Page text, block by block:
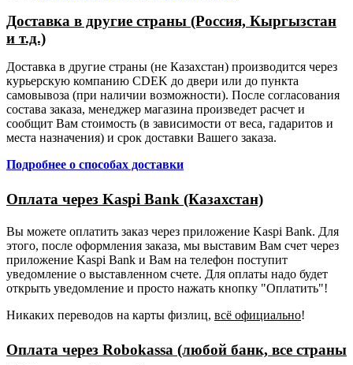
Доставка в другие страны (Россия, Кыргызстан
и т.д.)
Доставка в другие страны (не Казахстан) производится через
курьерскую компанию CDEK до двери или до пункта
самовывоза (при наличии возможности). После согласования
состава заказа, менеджер магазина произведет расчет и
сообщит Вам стоимость (в зависимости от веса, гадаритов и
места назначения) и срок доставки Вашего заказа.
Подробнее о способах доставки
Оплата через Kaspi Bank (Казахстан)
Вы можете оплатить заказ через приложение Kaspi Bank. Для
этого, после оформления заказа, мы выставим Вам счет через
приложение Kaspi Bank и Вам на телефон поступит
уведомление о выставленном счете. Для оплаты надо будет
открыть уведомление и просто нажать кнопку "Оплатить"!
Никаких переводов на карты физлиц, всё официально!
Оплата через Robokassa (любой банк, все страны